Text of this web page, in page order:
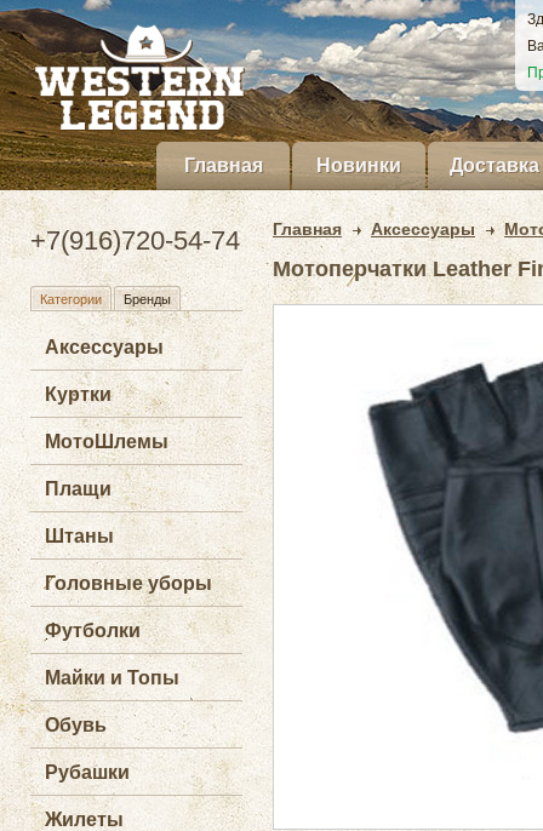
Главная Новинки Доставка
+7(916)720-54-74
Категории Бренды
Аксессуары
Куртки
МотоШлемы
Плащи
Штаны
Головные уборы
Футболки
Майки и Топы
Обувь
Рубашки
Жилеты
Главная Аксессуары
Мотоперчатки Leather